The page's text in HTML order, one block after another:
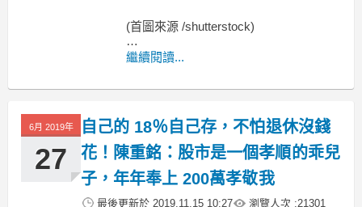
(首圖來源 /shutterstock)
在全省走過這麼多場說明會後，
是：
大嗎？
繼續閱讀...
6月 2019年
27
自己的 18％自己存，不怕退休沒錢
花！陳重銘：股市是一個孝順的乖兒
子，年年奉上 200萬孝敬我
最後更新於 2019.11.15 10:27 瀏覽人次 :21301